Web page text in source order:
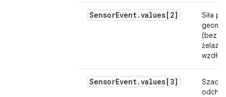
SensorEvent.values[2]
Siła
(bez
żelaza
SensorEvent.values[3]